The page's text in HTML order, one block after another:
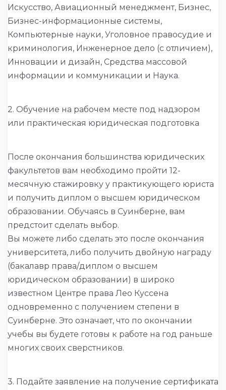
Искусство, Авиационный менеджмент, Бизнес,
Бизнес-информационные системы,
Компьютерные науки, Уголовное правосудие и
криминология, Инженерное дело (с отличием),
Инновации и дизайн, Средства массовой
информации и коммуникации и Наука.
2. Обучение на рабочем месте под надзором
или практическая юридическая подготовка
После окончания большинства юридических
факультетов вам необходимо пройти 12-
месячную стажировку у практикующего юриста
и получить диплом о высшем юридическом
образовании. Обучаясь в Суинберне, вам
предстоит сделать выбор.
Вы можете либо сделать это после окончания
университета, либо получить двойную награду
(бакалавр права/диплом о высшем
юридическом образовании) в широко
известном Центре права Лео Куссена
одновременно с получением степени в
Суинберне. Это означает, что по окончании
учебы вы будете готовы к работе на год раньше
многих своих сверстников.
3. Подайте заявление на получение сертификата